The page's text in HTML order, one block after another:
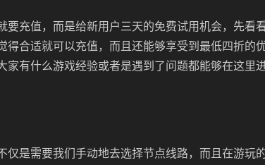
要充值，而是给新用户三天的免费试用机会，先看
合适就可以充值，而且还能够享受到最低四折的优
家有什么游戏经验或者是遇到了问题都能够在这里
仅是需要我们手动地去选择节点线路，而且在游玩